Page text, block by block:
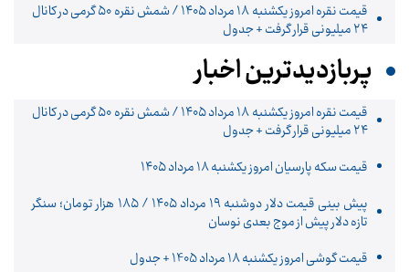
قیمت نقره امروز یکشنبه ۱۸ مرداد ۱۴۰۵ / شمش نقره ۵۰ گرمی در کانال
۲۴ میلیونی قرار گرفت + جدول
پربازدیدترین اخبار
قیمت نقره امروز یکشنبه ۱۸ مرداد ۱۴۰۵ / شمش نقره ۵۰ گرمی در کانال
۲۴ میلیونی قرار گرفت + جدول
قیمت سکه پارسیان امروز یکشنبه ۱۸ مرداد ۱۴۰۵
پیش‌ بینی قیمت دلار دوشنبه ۱۹ مرداد ۱۴۰۵ / ۱۸۵ هزار تومان؛ سنگر
تازه دلار پیش از موج بعدی نوسان
قیمت گوشی امروز یکشنبه 18 مرداد 1405 + جدول